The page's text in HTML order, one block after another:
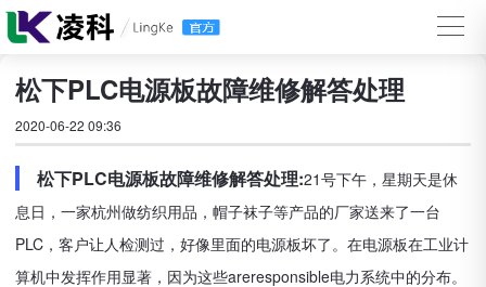
松下PLC电源板故障维修解答处理
2020-06-22 09:36
松下PLC电源板故障维修解答处理:21号下午，星期天是休
息日，一家杭州做纺织用品，帽子袜子等产品的厂家送来了一台
PLC，客户让人检测过，好像里面的电源板坏了。在电源板在工业计
算机中发挥作用显著，因为这些areresponsible电力系统中的分布。